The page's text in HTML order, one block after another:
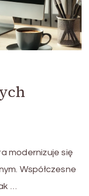
modernizuje się
Współczesne
…